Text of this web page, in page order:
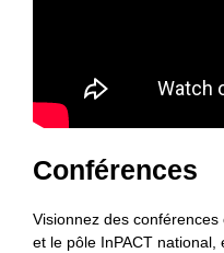
Conférences
Visionnez des conférences
et le pôle InPACT national,